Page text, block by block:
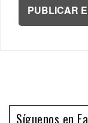
Síguenos en